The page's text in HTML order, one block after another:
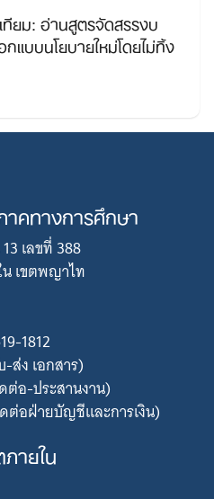
ทียม: อ่านสูตรจัดสรรงบ
บบนโยบายใหม่โดยไม่ทิ้ง
คทางการศึกษา
เลขที่ 388
เขตพญาไท
1812
-ส่ง เอกสาร)
ต่อ-ประสานงาน)
ต่อฝ่ายบัญชีและการเงิน)
ายใน